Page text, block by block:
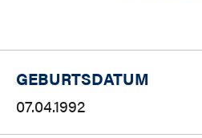
GEBURTSDATUM
07.04.1992